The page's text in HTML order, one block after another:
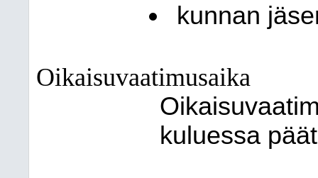
kunnan
Oikaisuvaatimusaika
kuluessa